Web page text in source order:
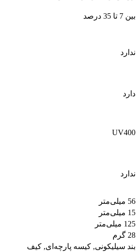
بین 7 تا 35 درصد
ندارد
دارد
UV400
ندارد
56 میلی‌متر
15 میلی‌متر
125 میلی‌متر
28 گرم
بند سیلیکونی, کیسه پارچه‌ای, کیف